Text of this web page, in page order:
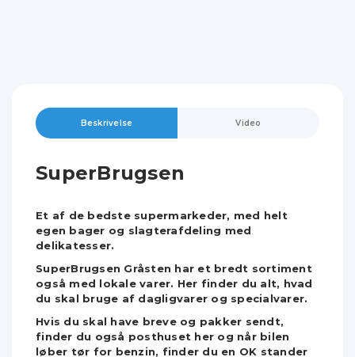
Beskrivelse Video
SuperBrugsen
Et af de bedste supermarkeder, med helt
egen bager og slagterafdeling med
delikatesser.
SuperBrugsen Gråsten har et bredt sortiment
også med lokale varer. Her finder du alt, hvad
du skal bruge af dagligvarer og specialvarer.
Hvis du skal have breve og pakker sendt,
finder du også posthuset her og når bilen
løber tør for benzin, finder du en OK stander